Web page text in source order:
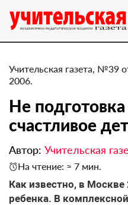
Учительская газета, №39
2006.
Не
счастливое
Автор: Учительская
На чтение: ≈ 7 мин.
Как известно, в Москве
ребенка. В